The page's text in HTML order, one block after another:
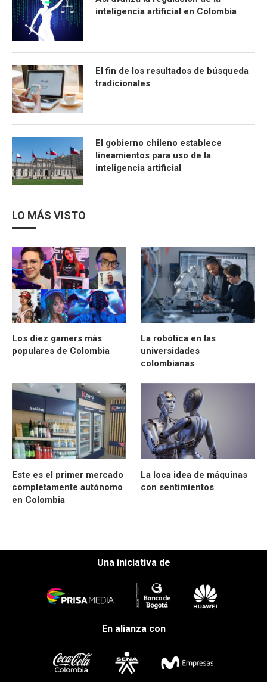
inteligencia artificial en Colombia
El fin de los resultados de búsqueda
tradicionales
El gobierno chileno establece
lineamientos para uso de la
inteligencia artificial
LO MÁS VISTO
Los diez gamers más
populares de Colombia
La robótica en las
universidades
colombianas
Este es el primer mercado
completamente autónomo
en Colombia
La loca idea de máquinas
con sentimientos
Una iniciativa de
En alianza con